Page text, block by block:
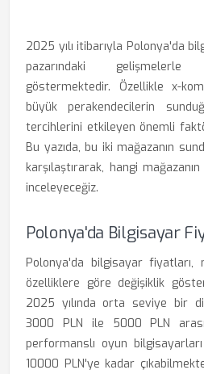
2025 yılı itibarıyla Polonya'da
pazarındaki
göstermektedir. Özellikle x-
büyük perakendecilerin
tercihlerini etkileyen önemli
Bu yazıda, bu iki mağazanın
karşılaştırarak, hangi
inceleyeceğiz.
Polonya'da Bilgisayar
Polonya'da bilgisayar
özelliklere göre değişiklik
2025 yılında orta seviye bir
3000 PLN ile 5000 PLN
performanslı oyun
10000 PLN'ye kadar